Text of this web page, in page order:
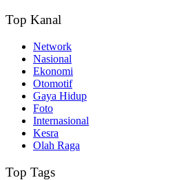
Top Kanal
Network
Nasional
Ekonomi
Otomotif
Gaya Hidup
Foto
Internasional
Kesra
Olah Raga
Top Tags